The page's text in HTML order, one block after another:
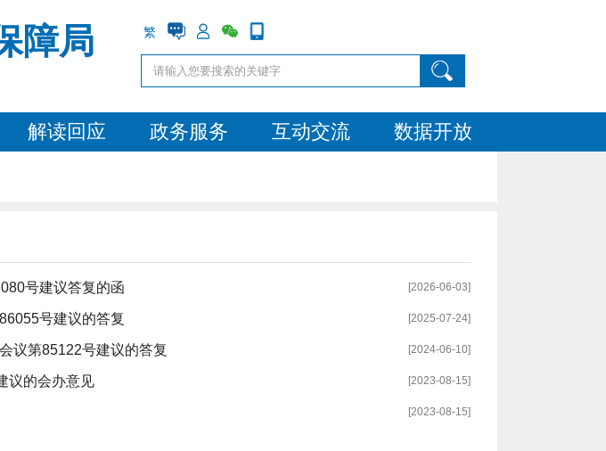
障局 繁
解读回应 政务服务 互动交流 数据开放
[2026-06-03]
号建议答复的函
[2025-07-24]
号建议的答复
[2024-06-10]
议第85122号建议的答复
[2023-08-15]
议的会办意见
[2023-08-15]